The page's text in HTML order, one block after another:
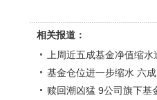
相关报道：
上周近五成基金净值缩
基金仓位进一步缩水 六
赎回潮凶猛 9公司旗下基